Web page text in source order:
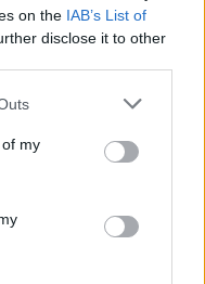
on the IAB’s List of
disclose it to other
my